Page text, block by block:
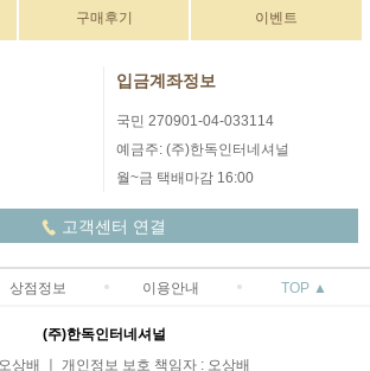
구매후기 이벤트
입금계좌정보
국민 270901-04-033114
예금주: (주)한독인터네셔널
월~금 택배마감 16:00
고객센터 연결
상점정보 이용안내 TOP ▲
(주)한독인터네셔널
상배 ㅣ 개인정보 보호 책임자 : 오상배